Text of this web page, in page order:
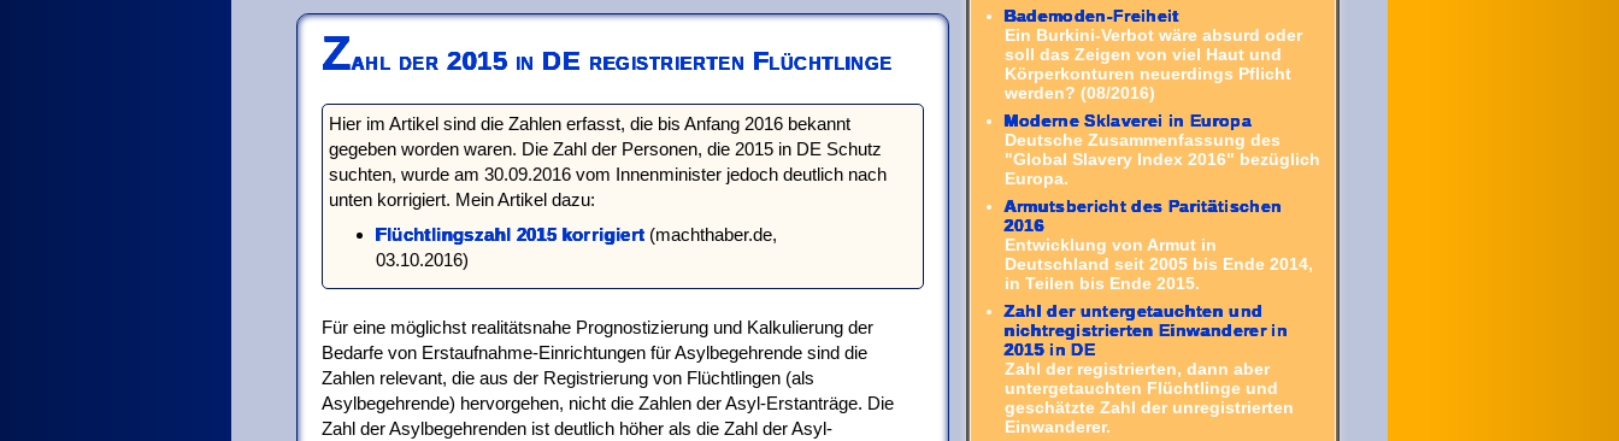
Zahl der 2015 in DE registrierten Flüchtlinge
Hier im Artikel sind die Zahlen erfasst, die bis Anfang 2016 bekannt
gegeben worden waren. Die Zahl der Personen, die 2015 in DE Schutz
suchten, wurde am 30.09.2016 vom Innenminister jedoch deutlich nach
unten korrigiert. Mein Artikel dazu:
Flüchtlingszahl 2015 korrigiert (machthaber.de,
03.10.2016)
Für eine möglichst realitätsnahe Prognostizierung und Kalkulierung der
Bedarfe von Erstaufnahme-Einrichtungen für Asylbegehrende sind die
Zahlen relevant, die aus der Registrierung von Flüchtlingen (als
Asylbegehrende) hervorgehen, nicht die Zahlen der Asyl-Erstanträge. Die
Zahl der Asylbegehrenden ist deutlich höher als die Zahl der Asyl-
Bademoden-Freiheit
Ein Burkini-Verbot wäre absurd oder
soll das Zeigen von viel Haut und
Körperkonturen neuerdings Pflicht
werden? (08/2016)
Moderne Sklaverei in Europa
Deutsche Zusammenfassung des
"Global Slavery Index 2016" bezüglich
Europa.
Armutsbericht des Paritätischen
2016
Entwicklung von Armut in
Deutschland seit 2005 bis Ende 2014,
in Teilen bis Ende 2015.
Zahl der untergetauchten und
nichtregistrierten Einwanderer in
2015 in DE
Zahl der registrierten, dann aber
untergetauchten Flüchtlinge und
geschätzte Zahl der unregistrierten
Einwanderer.